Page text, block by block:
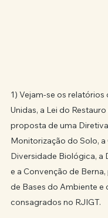
1) Vejam-se os relatórios
Unidas, a Lei do
proposta de uma
Monitorização do Solo,
Diversidade Biológica, a
e a Convenção de
de Bases do Ambiente e
consagrados no RJIGT.